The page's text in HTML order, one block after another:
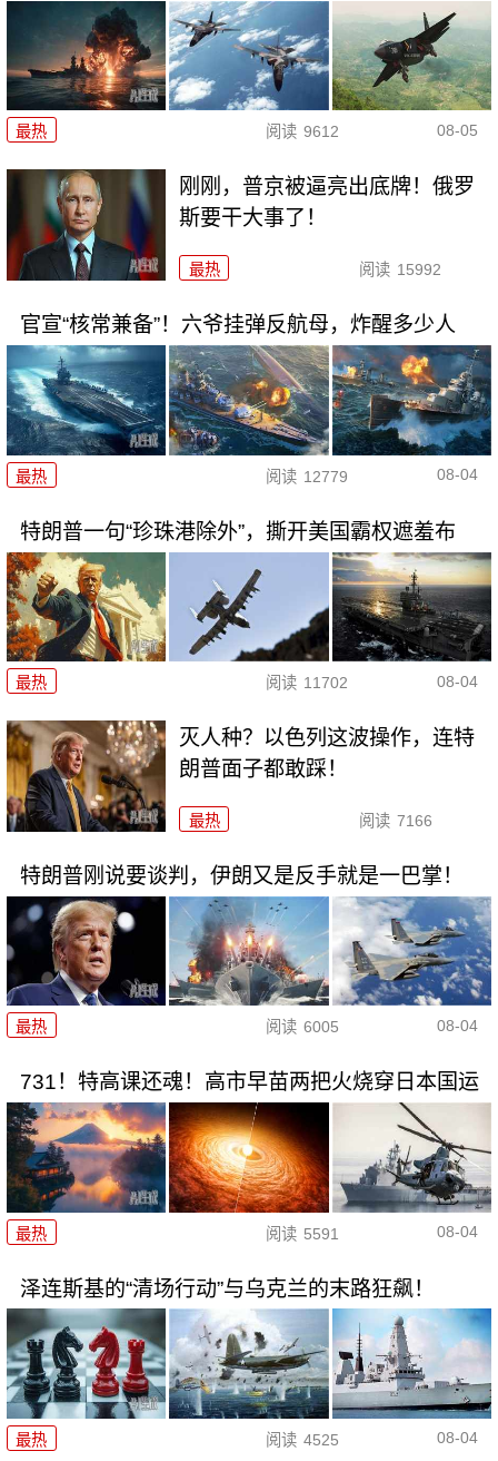
最热 阅读 9612 08-05
刚刚，普京被逼亮出底牌！俄罗
斯要干大事了！
最热 阅读 15992
官宣“核常兼备”！六爷挂弹反航母，炸醒多少人
最热 阅读 12779 08-04
特朗普一句“珍珠港除外”，撕开美国霸权遮羞布
最热 阅读 11702 08-04
灭人种？以色列这波操作，连特
朗普面子都敢踩！
最热 阅读 7166
特朗普刚说要谈判，伊朗又是反手就是一巴掌！
最热 阅读 6005 08-04
731！特高课还魂！高市早苗两把火烧穿日本国运
最热 阅读 5591 08-04
泽连斯基的“清场行动”与乌克兰的末路狂飙！
最热 阅读 4525 08-04